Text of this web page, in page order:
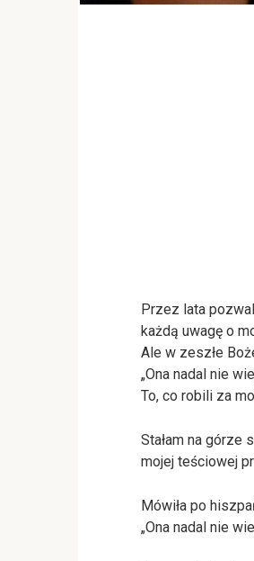
Przez lata
każdą uwagę o
Ale w zeszłe
„Ona nadal nie
To, co robili za
Stałam na górze
mojej teściowej
Mówiła po
„Ona nadal nie